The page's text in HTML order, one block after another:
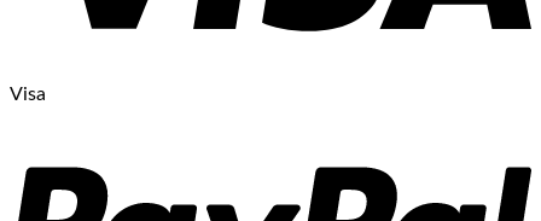
Visa